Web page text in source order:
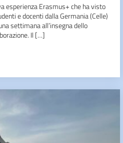
esperienza Erasmus+ che ha visto
e docenti dalla Germania (Celle)
settimana all’insegna dello
Il […]